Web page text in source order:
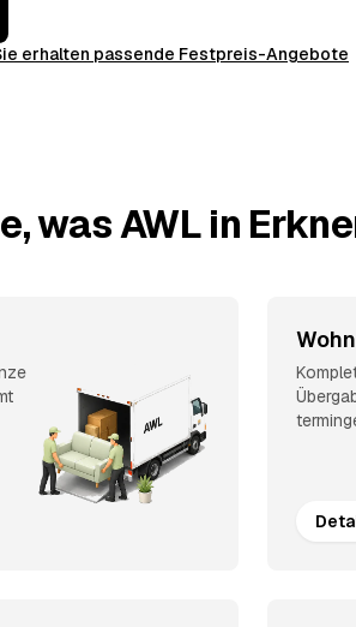
erhalten passende Festpreis-Angebote
was AWL in